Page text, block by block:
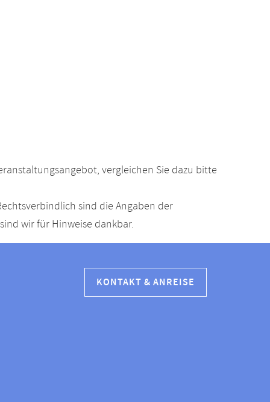
vergleichen Sie dazu bitte
sind die Angaben der
wir für Hinweise dankbar.
KONTAKT & ANREISE